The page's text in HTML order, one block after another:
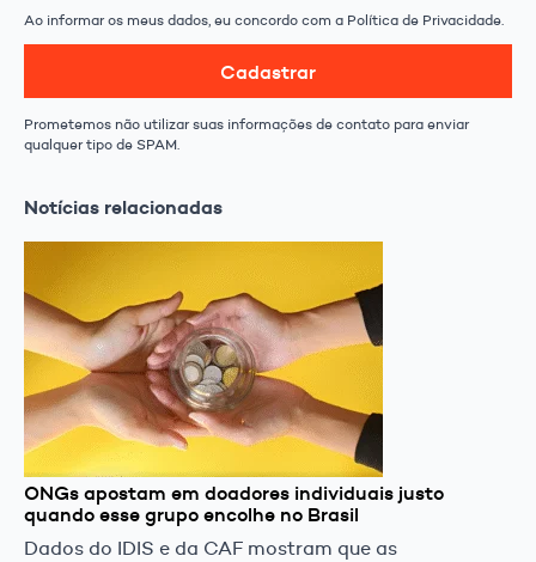
Ao informar os meus dados, eu concordo com a Política de Privacidade.
Cadastrar
Prometemos não utilizar suas informações de contato para enviar
qualquer tipo de SPAM.
Notícias relacionadas
ONGs apostam em doadores individuais justo
quando esse grupo encolhe no Brasil
Dados do IDIS e da CAF mostram que as